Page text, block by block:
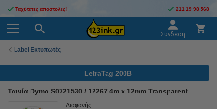
Ταχύτατες αποστολές! 211 19 98 568
Σύνδεση
Label Εκτυπωτές
LetraTag 200B
Ταινία Dymo S0721530 / 12267 4m x 12mm Transparent
Διαφανής